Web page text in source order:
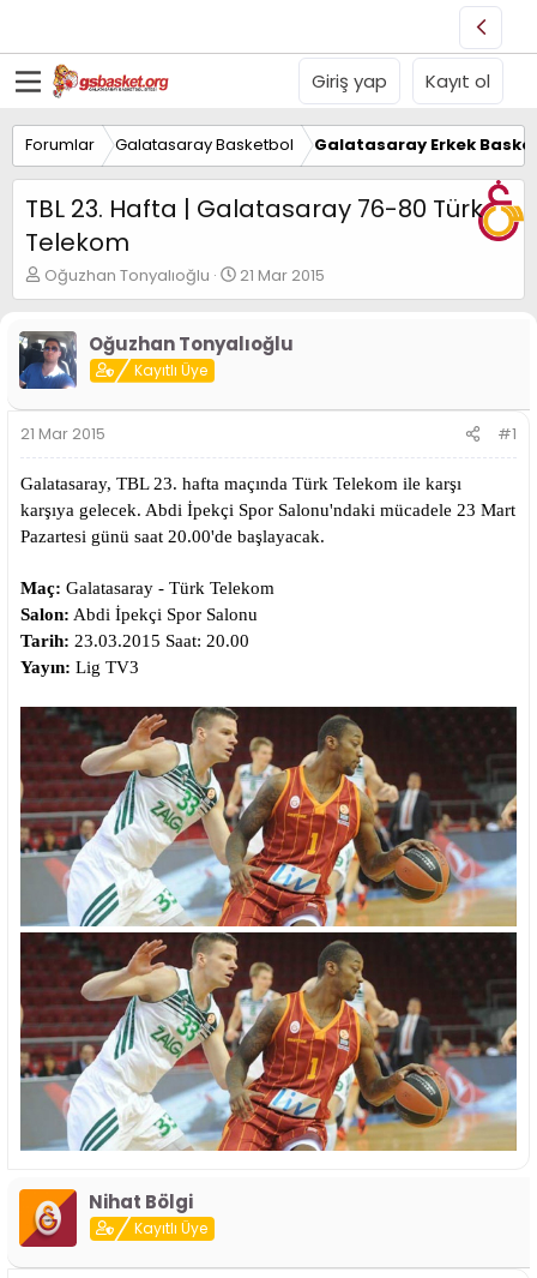
Giriş yap Kayıt ol
Forumlar Galatasaray Basketbol Galatasaray Erkek
TBL 23. Hafta | Galatasaray 76-80 Türk
Telekom
K
o
u
y
u
B
a
ş
a
t
a
Oğuzhan Tonyalıoğlu
B
a
l
g
a
r
i
i
21 Mar 2015
Oğuzhan Tonyalıoğlu
Kayıtlı Üye
21 Mar 2015 #1
Galatasaray, TBL 23. hafta maçında Türk Telekom ile karşı
karşıya gelecek. Abdi İpekçi Spor Salonu'ndaki mücadele 23 Mart
Pazartesi günü saat 20.00'de başlayacak.
Maç: Galatasaray - Türk Telekom
Salon: Abdi İpekçi Spor Salonu
Tarih: 23.03.2015 Saat: 20.00
Yayın: Lig TV3
Nihat Bölgi
Kayıtlı Üye